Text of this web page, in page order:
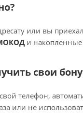
или вы
и
свои
телефон,
или не